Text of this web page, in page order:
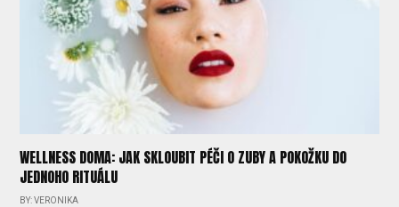
WELLNESS DOMA: JAK SKLOUBIT PÉČI O ZUBY A POKOŽKU DO
JEDNOHO RITUÁLU
BY: VERONIKA